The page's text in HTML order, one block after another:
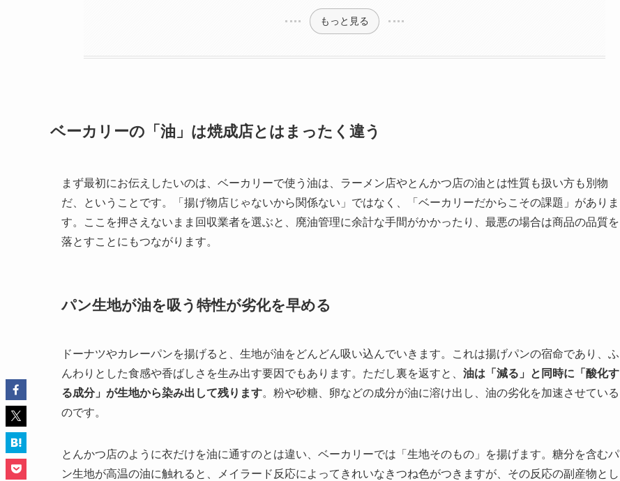
もっと見る
ベーカリーの「油」は焼成店とはまったく違う
まず最初にお伝えしたいのは、ベーカリーで使う油は、ラーメン店やとんかつ店の油とは性質も扱い方も別物
だ、ということです。「揚げ物店じゃないから関係ない」ではなく、「ベーカリーだからこその課題」がありま
す。ここを押さえないまま回収業者を選ぶと、廃油管理に余計な手間がかかったり、最悪の場合は商品の品質を
落とすことにもつながります。
パン生地が油を吸う特性が劣化を早める
ドーナツやカレーパンを揚げると、生地が油をどんどん吸い込んでいきます。これは揚げパンの宿命であり、ふ
んわりとした食感や香ばしさを生み出す要因でもあります。ただし裏を返すと、 油は「減る」と同時に「酸化す
る成分」が生地から染み出して残ります。粉や砂糖、卵などの成分が油に溶け出し、油の劣化を加速させている
のです。
とんかつ店のように衣だけを油に通すのとは違い、ベーカリーでは「生地そのもの」を揚げます。糖分を含むパ
ン生地が高温の油に触れると、メイラード反応によってきれいなきつね色がつきますが、その反応の副産物とし